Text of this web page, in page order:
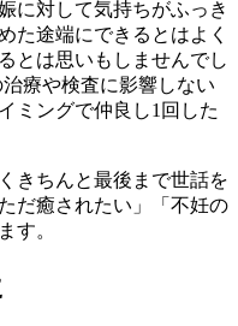
に対して気持ちがふっき
た途端にできるとはよく
とは思いもしませんでし
療や検査に影響しない
ミングで仲良し1回した
きちんと最後まで世話を
だ癒されたい」「不妊の
す。